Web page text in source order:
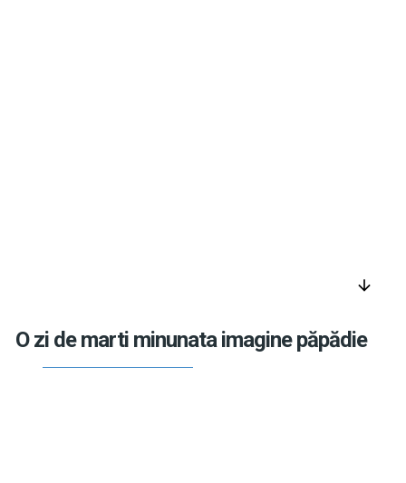
arrow_downward
O zi de marti minunata imagine păpădie